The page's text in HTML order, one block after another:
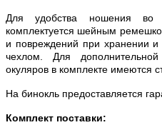
Для удобства ношения во
комплектуется шейным
и повреждений при хранении
чехлом. Для
окуляров в комплекте имеются
На бинокль предоставляется
Комплект поставки: